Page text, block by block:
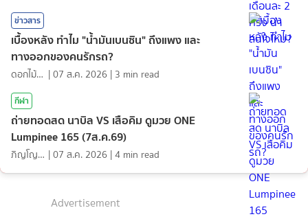
ข่าวสาร
เบื้องหลัง ทำไม "น้ำมันเบนซิน" ถึงแพง และ
ทางออกของคนรักรถ?
ดอกไม้กับสายน้ำ |07 ส.ค. 2026 | 3 min read
กีฬา
ถ่ายทอดสด นาบิล VS เสือคิม ดูมวย ONE
Lumpinee 165 (7ส.ค.69)
ภิญโญ ส่องแสง |07 ส.ค. 2026 |4 min read
Advertisement